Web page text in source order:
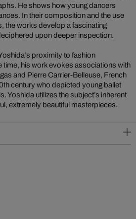
He shows how young dancers
In their composition and the use
the works develop a fascinating
upon deeper inspection.
proximity to fashion
time, his work evokes associations with
and Pierre Carrier-Belleuse, French
century who depicted young ballet
Yoshida utilizes the subject’s inherent
extremely beautiful masterpieces.